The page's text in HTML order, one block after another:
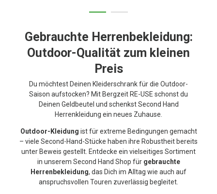
Gebrauchte Herrenbekleidung:
Outdoor-Qualität zum kleinen
Preis
Du möchtest Deinen Kleiderschrank für die Outdoor-
Saison aufstocken? Mit Bergzeit RE-USE schonst du
Deinen Geldbeutel und schenkst Second Hand
Herrenkleidung ein neues Zuhause.
Outdoor-Kleidung ist für extreme Bedingungen gemacht
– viele Second-Hand-Stücke haben ihre Robustheit bereits
unter Beweis gestellt. Entdecke ein vielseitiges Sortiment
in unserem Second Hand Shop für gebrauchte
Herrenbekleidung, das Dich im Alltag wie auch auf
anspruchsvollen Touren zuverlässig begleitet.